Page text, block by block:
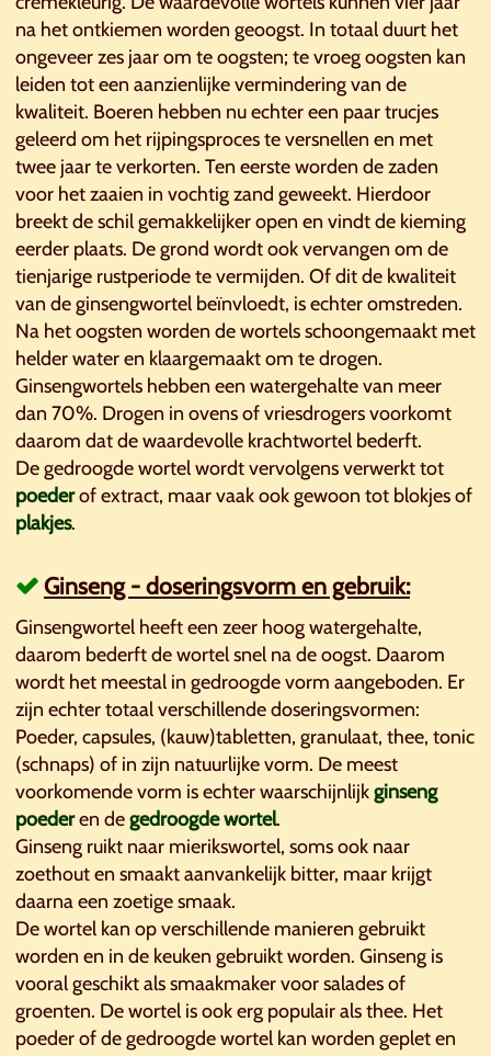
na het ontkiemen worden geoogst. In totaal duurt het
ongeveer zes jaar om te oogsten; te vroeg oogsten kan
leiden tot een aanzienlijke vermindering van de
kwaliteit. Boeren hebben nu echter een paar trucjes
geleerd om het rijpingsproces te versnellen en met
twee jaar te verkorten. Ten eerste worden de zaden
voor het zaaien in vochtig zand geweekt. Hierdoor
breekt de schil gemakkelijker open en vindt de kieming
eerder plaats. De grond wordt ook vervangen om de
tienjarige rustperiode te vermijden. Of dit de kwaliteit
van de ginsengwortel beïnvloedt, is echter omstreden.
Na het oogsten worden de wortels schoongemaakt met
helder water en klaargemaakt om te drogen.
Ginsengwortels hebben een watergehalte van meer
dan 70%. Drogen in ovens of vriesdrogers voorkomt
daarom dat de waardevolle krachtwortel bederft.
De gedroogde wortel wordt vervolgens verwerkt tot
poederof extract, maar vaak ook gewoon tot blokjes of
plakjes.
Ginseng - doseringsvorm en gebruik:
Ginsengwortel heeft een zeer hoog watergehalte,
daarom bederft de wortel snel na de oogst. Daarom
wordt het meestal in gedroogde vorm aangeboden. Er
zijn echter totaal verschillende doseringsvormen:
Poeder, capsules, (kauw)tabletten, granulaat, thee, tonic
(schnaps) of in zijn natuurlijke vorm. De meest
voorkomende vorm is echter waarschijnlijkginseng
poederen degedroogde wortel.
Ginseng ruikt naar mierikswortel, soms ook naar
zoethout en smaakt aanvankelijk bitter, maar krijgt
daarna een zoetige smaak.
De wortel kan op verschillende manieren gebruikt
worden en in de keuken gebruikt worden. Ginseng is
vooral geschikt als smaakmaker voor salades of
groenten. De wortel is ook erg populair als thee. Het
poeder of de gedroogde wortel kan worden geplet en